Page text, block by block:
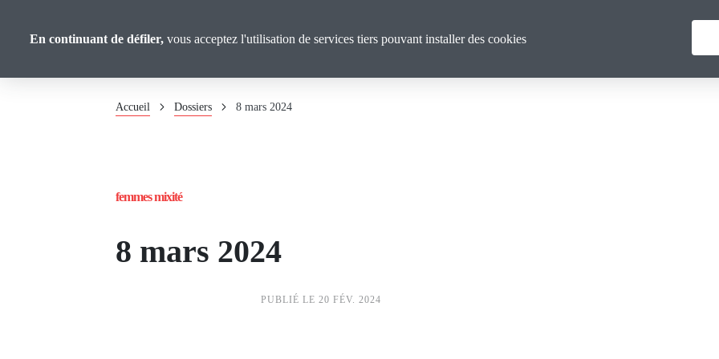
Confédérale
principal
Qui sommes nous ?
Accueil Dossiers 8 mars 2024
femmes mixité
8 mars 2024
PUBLIÉ LE 20 FÉV. 2024
En continuant de défiler, vous acceptez l'utilisation de services tiers pouvant installer des cookies